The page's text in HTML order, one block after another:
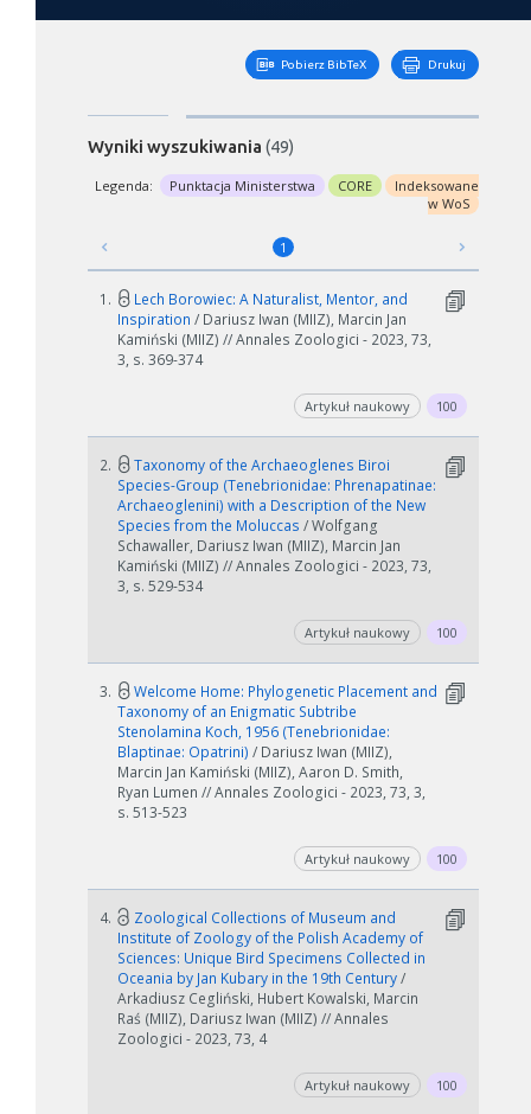
Pobierz BibTeX Drukuj
Wyniki wyszukiwania (49)
Legenda: Punktacja Ministerstwa CORE
Indeksowane
w WoS
1
1.
Lech Borowiec: A Naturalist, Mentor, and
Inspiration / Dariusz Iwan (MIIZ), Marcin Jan
Kamiński (MIIZ) // Annales Zoologici - 2023, 73,
3, s. 369-374
Artykuł naukowy 100
2.
Taxonomy of the Archaeoglenes Biroi
Species-Group (Tenebrionidae: Phrenapatinae:
Archaeoglenini) with a Description of the New
Species from the Moluccas / Wolfgang
Schawaller, Dariusz Iwan (MIIZ), Marcin Jan
Kamiński (MIIZ) // Annales Zoologici - 2023, 73,
3, s. 529-534
Artykuł naukowy 100
3.
Welcome Home: Phylogenetic Placement and
Taxonomy of an Enigmatic Subtribe
Stenolamina Koch, 1956 (Tenebrionidae:
Blaptinae: Opatrini) / Dariusz Iwan (MIIZ),
Marcin Jan Kamiński (MIIZ), Aaron D. Smith,
Ryan Lumen // Annales Zoologici - 2023, 73, 3,
s. 513-523
Artykuł naukowy 100
4.
Zoological Collections of Museum and
Institute of Zoology of the Polish Academy of
Sciences: Unique Bird Specimens Collected in
Oceania by Jan Kubary in the 19th Century/
Arkadiusz Cegliński, Hubert Kowalski, Marcin
Raś (MIIZ), Dariusz Iwan (MIIZ) // Annales
Zoologici - 2023, 73, 4
Artykuł naukowy 100